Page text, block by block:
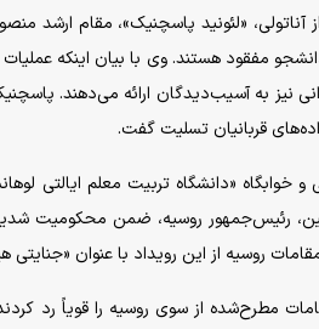
اعلام کرد که همچنان ۱۱ دانشجو مفقود هستند. وی با
به آسیب‌دیدگان ارائه می‌دهند.
قربانیان تسلیت گفت.
خوابگاه «دانشگاه تربیت معلم ایالتی
رئیس‌جمهور روسیه، ضمن محکومیت
روسیه از این رویداد با عنوان
مطرح‌شده از سوی روسیه را قویاً رد